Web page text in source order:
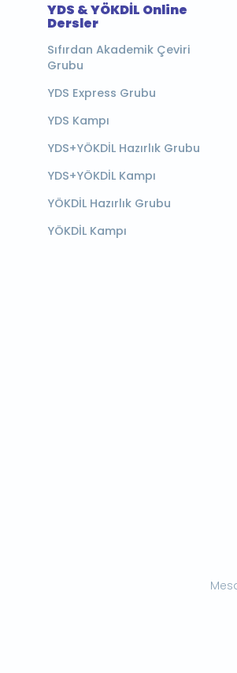
YDS & YÖKDİL Online
Dersler
Sıfırdan Akademik Çeviri
Grubu
YDS Express Grubu
YDS Kampı
YDS+YÖKDİL Hazırlık Grubu
YDS+YÖKDİL Kampı
YÖKDİL Hazırlık Grubu
YÖKDİL Kampı